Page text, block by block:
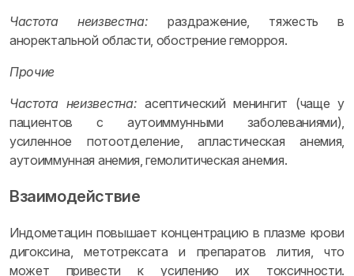
Частота неизвестна: раздражение, тяжесть в
аноректальной области, обострение геморроя.
Прочие
Частота неизвестна: асептический менингит (чаще у
пациентов с аутоиммунными заболеваниями),
усиленное потоотделение, апластическая анемия,
аутоиммунная анемия, гемолитическая анемия.
Взаимодействие
Индометацин повышает концентрацию в плазме крови
дигоксина, метотрексата и препаратов лития, что
может привести к усилению их токсичности.